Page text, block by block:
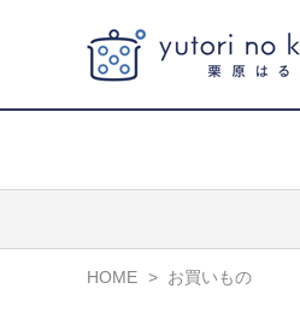
HOME > お買いもの